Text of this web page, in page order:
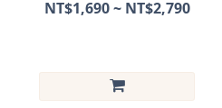
萊賽爾
NT$1,690 ~ NT$2,790